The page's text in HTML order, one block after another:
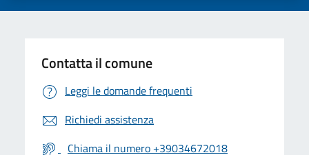
Contatta il comune
Leggi le domande frequenti
Richiedi assistenza
Chiama il numero +39034672018